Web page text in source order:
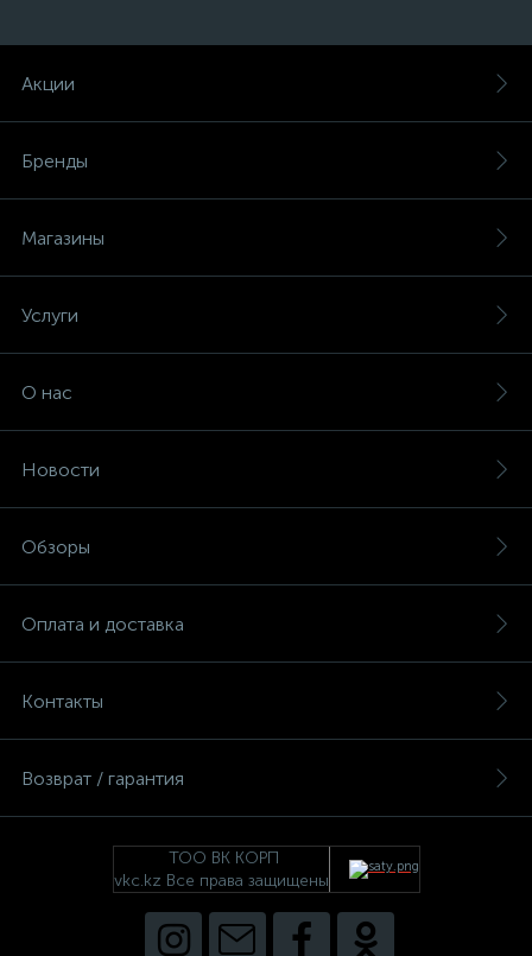
Акции
Бренды
Магазины
Услуги
О нас
Новости
Обзоры
Оплата и доставка
Контакты
Возврат / гарантия
ТОО ВК КОРП
vkc.kz Все права защищены